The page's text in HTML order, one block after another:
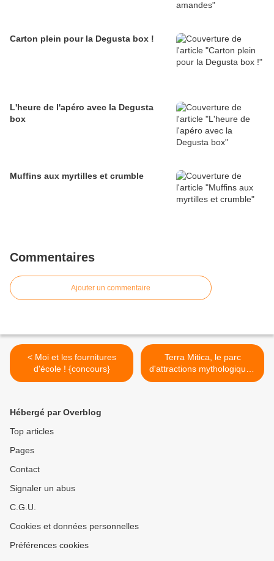
Carton plein pour la Degusta box !
L'heure de l'apéro avec la Degusta
box
Muffins aux myrtilles et crumble
Commentaires
Ajouter un commentaire
< Moi et les fournitures
d'école ! {concours}
Terra Mitica, le parc
d'attractions mythologique !
>
Hébergé par Overblog
Top articles
Pages
Contact
Signaler un abus
C.G.U.
Cookies et données personnelles
Préférences cookies